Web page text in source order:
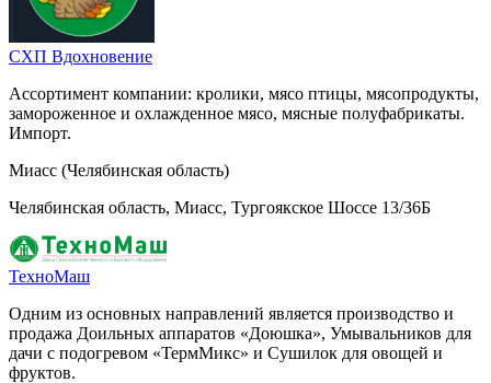
СХП Вдохновение
Ассортимент компании: кролики, мясо птицы, мясопродукты,
замороженное и охлажденное мясо, мясные полуфабрикаты.
Импорт.
Миасс (Челябинская область)
Челябинская область, Миасс, Тургоякское Шоссе 13/36Б
ТехноМаш
Одним из основных направлений является производство и
продажа Доильных аппаратов «Доюшка», Умывальников для
дачи с подогревом «ТермМикс» и Сушилок для овощей и
фруктов.